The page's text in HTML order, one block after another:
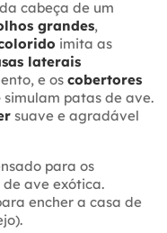
cabeça de um
grandes,
imita as
laterais
e os cobertores
simulam patas de ave.
suave e agradável
para os
de ave exótica.
encher a casa de